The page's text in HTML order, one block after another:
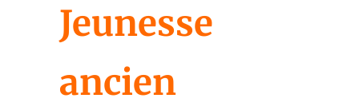
Jeunesse
ancien